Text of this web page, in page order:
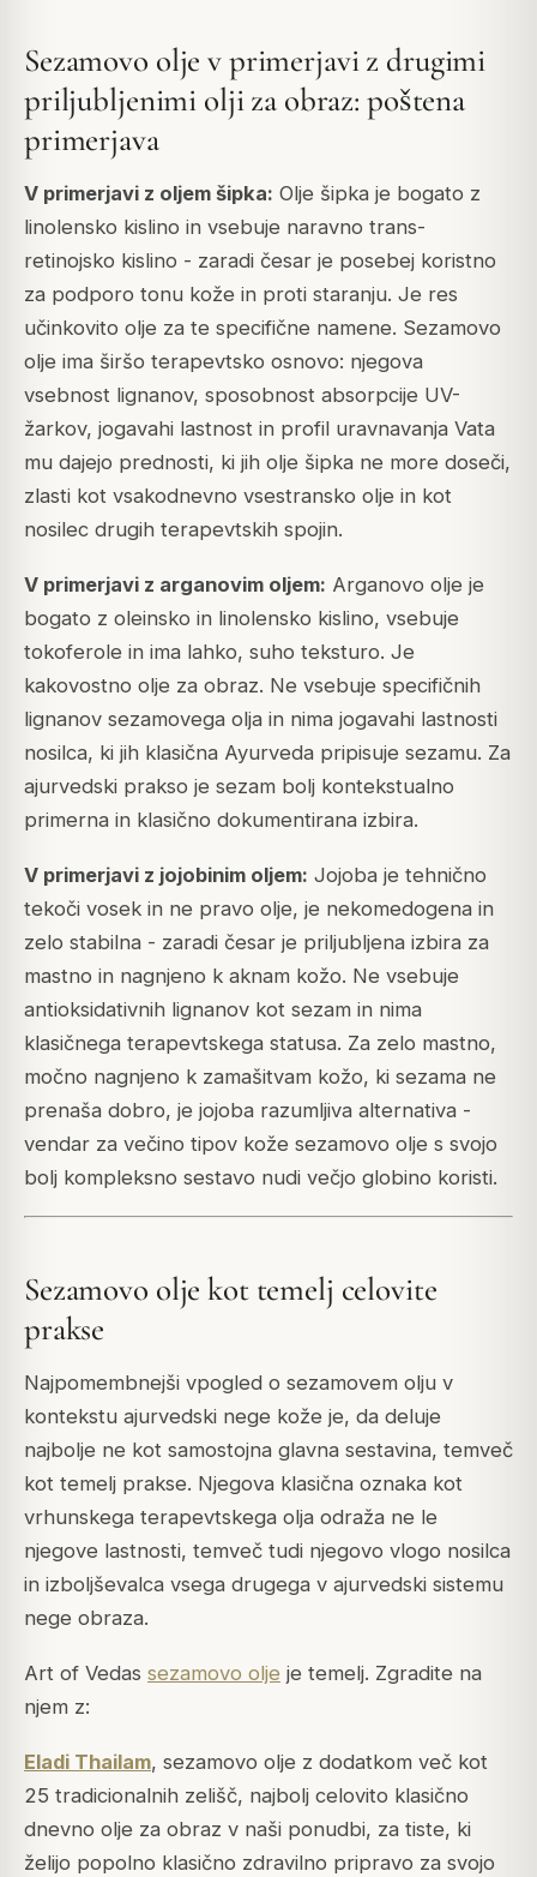
Sezamovo olje v primerjavi z drugimi
priljubljenimi olji za obraz: poštena
primerjava
V primerjavi z oljem šipka: Olje šipka je bogato z
linolensko kislino in vsebuje naravno trans-
retinojsko kislino - zaradi česar je posebej koristno
za podporo tonu kože in proti staranju. Je res
učinkovito olje za te specifične namene. Sezamovo
olje ima širšo terapevtsko osnovo: njegova
vsebnost lignanov, sposobnost absorpcije UV-
žarkov, jogavahi lastnost in profil uravnavanja Vata
mu dajejo prednosti, ki jih olje šipka ne more doseči,
zlasti kot vsakodnevno vsestransko olje in kot
nosilec drugih terapevtskih spojin.
V primerjavi z arganovim oljem: Arganovo olje je
bogato z oleinsko in linolensko kislino, vsebuje
tokoferole in ima lahko, suho teksturo. Je
kakovostno olje za obraz. Ne vsebuje specifičnih
lignanov sezamovega olja in nima jogavahi lastnosti
nosilca, ki jih klasična Ayurveda pripisuje sezamu. Za
ajurvedski prakso je sezam bolj kontekstualno
primerna in klasično dokumentirana izbira.
V primerjavi z jojobinim oljem: Jojoba je tehnično
tekoči vosek in ne pravo olje, je nekomedogena in
zelo stabilna - zaradi česar je priljubljena izbira za
mastno in nagnjeno k aknam kožo. Ne vsebuje
antioksidativnih lignanov kot sezam in nima
klasičnega terapevtskega statusa. Za zelo mastno,
močno nagnjeno k zamašitvam kožo, ki sezama ne
prenaša dobro, je jojoba razumljiva alternativa -
vendar za večino tipov kože sezamovo olje s svojo
bolj kompleksno sestavo nudi večjo globino koristi.
Sezamovo olje kot temelj celovite
prakse
Najpomembnejši vpogled o sezamovem olju v
kontekstu ajurvedski nege kože je, da deluje
najbolje ne kot samostojna glavna sestavina, temveč
kot temelj prakse. Njegova klasična oznaka kot
vrhunskega terapevtskega olja odraža ne le
njegove lastnosti, temveč tudi njegovo vlogo nosilca
in izboljševalca vsega drugega v ajurvedski sistemu
nege obraza.
Art of Vedas sezamovo olje je temelj. Zgradite na
njem z:
Eladi Thailam, sezamovo olje z dodatkom več kot
25 tradicionalnih zelišč, najbolj celovito klasično
dnevno olje za obraz v naši ponudbi, za tiste, ki
želijo popolno klasično zdravilno pripravo za svojo